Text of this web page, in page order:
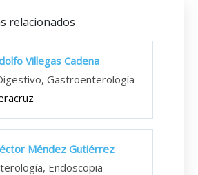
relacionados
Villegas Cadena
Gastroenterología
Méndez Gutiérrez
Endoscopia